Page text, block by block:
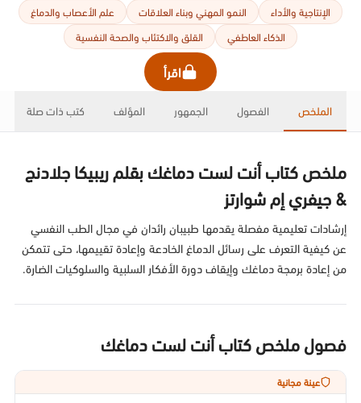
الإنتاجية والأداء
النمو المهني وبناء العلاقات
علم الأعصاب والدماغ
الذكاء العاطفي
القلق والاكتئاب والصحة النفسية
اقرأ
الملخص الفصول الجمهور المؤلف كتب ذات صلة
ملخص كتاب أنت لست دماغك بقلم ريبيكا جلادنج
& جيفري إم شوارتز
إرشادات تعليمية مفصلة يقدمها طبيبان رائدان في مجال الطب النفسي
عن كيفية التعرف على رسائل الدماغ الخادعة وإعادة تقييمها، حتى تتمكن
من إعادة برمجة دماغك وإيقاف دورة الأفكار السلبية والسلوكيات الضارة.
فصول ملخص كتاب أنت لست دماغك
عينة مجانية